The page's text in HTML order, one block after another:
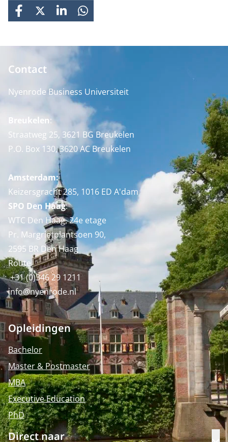
FACEBOOK
X LINKEDINWHATSAPP
Contact
Nyenrode Business Universiteit
Breukelen:
Straatweg 25, 3621 BG Breukelen
P.O. Box 130, 3620 AC Breukelen
Amsterdam:
Keizersgracht 285, 1016 ED A'dam
SPO Den Haag:
WTC Den Haag, 24e etage
Pr. Margrietplantsoen 90,
2595 BR Den Haag
Route
+31 (0)346 29 1211
info@nyenrode.nl
Opleidingen
Bachelor
Master & Postmaster
MBA
Executive Education
PhD
Direct naar